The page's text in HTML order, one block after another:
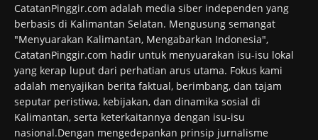
CatatanPinggir.com adalah media siber independen yang
berbasis di Kalimantan Selatan. Mengusung semangat
"Menyuarakan Kalimantan, Mengabarkan Indonesia",
CatatanPinggir.com hadir untuk menyuarakan isu-isu lokal
yang kerap luput dari perhatian arus utama. Fokus kami
adalah menyajikan berita faktual, berimbang, dan tajam
seputar peristiwa, kebijakan, dan dinamika sosial di
Kalimantan, serta keterkaitannya dengan isu-isu
nasional.Dengan mengedepankan prinsip jurnalisme